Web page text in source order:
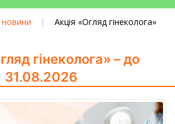
новини |
Акція «Огляд гінеколога»
гінеколога» – до
31.08.2026